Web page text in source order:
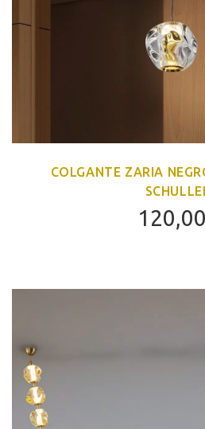
COLGANTE ZARIA
120,00